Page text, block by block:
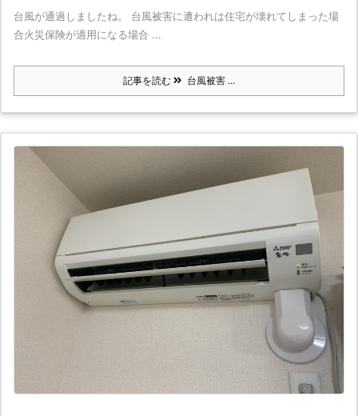
台風が通過しましたね。 台風被害に遭われは住宅が壊れてしまった場
合火災保険が適用になる場合 ...
記事を読む 台風被害 ...